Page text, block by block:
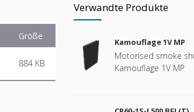
Größe
884 KB
Verwandte Produkte
Kamouflage 1V MP
Motorised smoke
Kamouflage 1V MP